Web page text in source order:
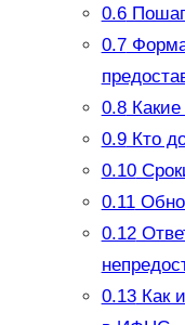
0.6
0.7
0.8Какие
0.9Кто
0.10
0.11
0.12
0.13Как